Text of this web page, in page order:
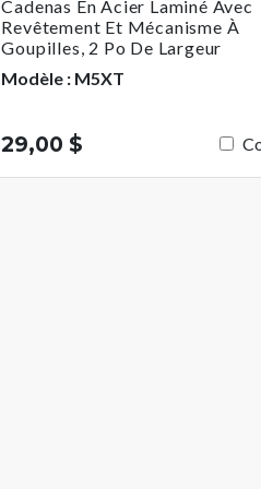
Cadenas En Acier Laminé Avec
Revêtement Et Mécanisme À
Goupilles, 2 Po De Largeur
Modèle : M5XT
29,00 $